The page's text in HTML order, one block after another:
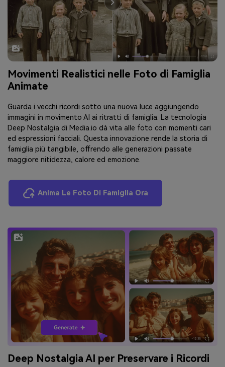
Movimenti Realistici nelle Foto di Famiglia
Animate
Guarda i vecchi ricordi sotto una nuova luce aggiungendo
immagini in movimento AI ai ritratti di famiglia. La tecnologia
Deep Nostalgia di Media.io dà vita alle foto con momenti cari
ed espressioni facciali. Questa innovazione rende la storia di
famiglia più tangibile, offrendo alle generazioni passate
maggiore nitidezza, calore ed emozione.
Anima Le Foto Di Famiglia Ora
Deep Nostalgia AI per Preservare i Ricordi